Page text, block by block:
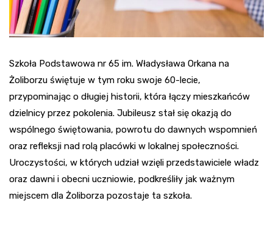
Szkoła Podstawowa nr 65 im. Władysława Orkana na
Żoliborzu świętuje w tym roku swoje 60-lecie,
przypominając o długiej historii, która łączy mieszkańców
dzielnicy przez pokolenia. Jubileusz stał się okazją do
wspólnego świętowania, powrotu do dawnych wspomnień
oraz refleksji nad rolą placówki w lokalnej społeczności.
Uroczystości, w których udział wzięli przedstawiciele władz
oraz dawni i obecni uczniowie, podkreśliły jak ważnym
miejscem dla Żoliborza pozostaje ta szkoła.